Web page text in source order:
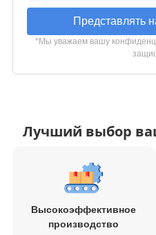
Представлять
*Мы уважаем вашу
Лучший выбор
Высокоэффективное
производство